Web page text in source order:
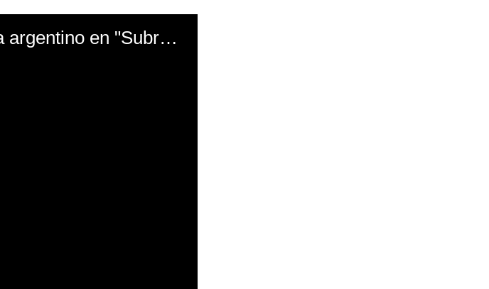
El mal momento de Yanina Gasañol con un hincha argentino en "Subrayado"